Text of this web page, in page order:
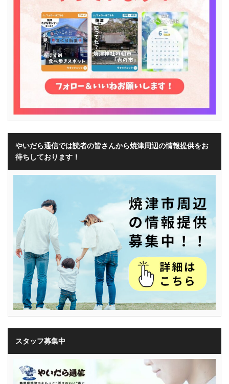
やいだら通信では読者の皆さんから焼津周辺の情報提供をお
待ちしております！
スタッフ募集中